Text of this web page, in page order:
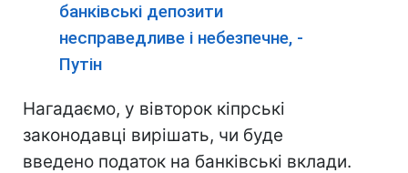
банківські депозити
несправедливе і небезпечне, -
Путін
Нагадаємо, у вівторок кіпрські
законодавці вирішать, чи буде
введено податок на банківські вклади.